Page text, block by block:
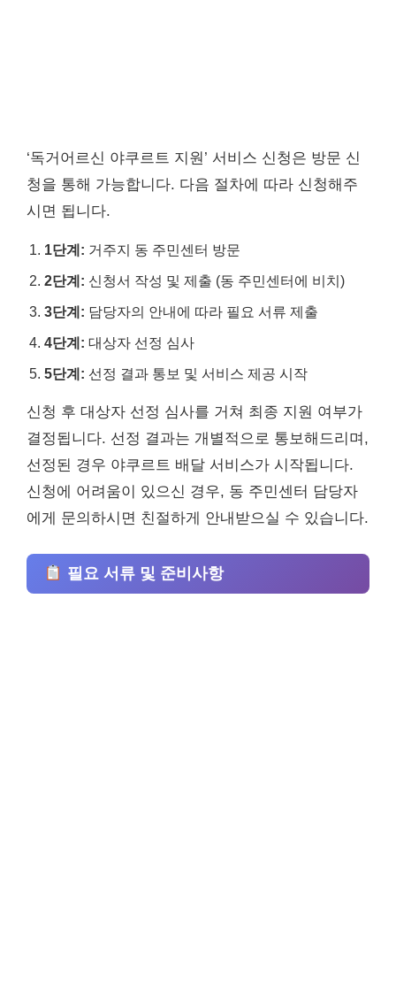
‘독거어르신 야쿠르트 지원’ 서비스 신청은 방문 신
청을 통해 가능합니다. 다음 절차에 따라 신청해주
시면 됩니다.
1단계: 거주지 동 주민센터 방문
2단계: 신청서 작성 및 제출 (동 주민센터에 비치)
3단계: 담당자의 안내에 따라 필요 서류 제출
4단계: 대상자 선정 심사
5단계: 선정 결과 통보 및 서비스 제공 시작
신청 후 대상자 선정 심사를 거쳐 최종 지원 여부가
결정됩니다. 선정 결과는 개별적으로 통보해드리며,
선정된 경우 야쿠르트 배달 서비스가 시작됩니다.
신청에 어려움이 있으신 경우, 동 주민센터 담당자
에게 문의하시면 친절하게 안내받으실 수 있습니다.
필요 서류 및 준비사항